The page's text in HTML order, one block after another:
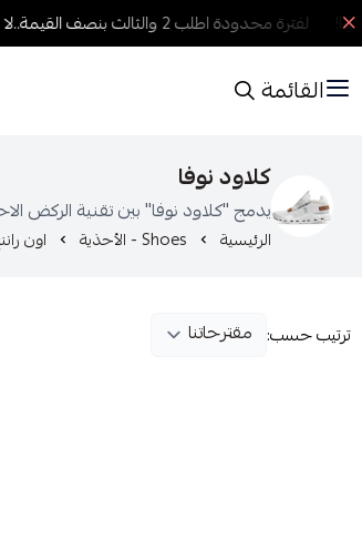
لفترة محدودة اطلب 2 والثالث بنصف القيمة..لا يطوفك العرض!
القائمة
كلاود نوفا
يدمج "كلاود نوفا" بين تقنية الركض
الرئيسية Shoes - الأحذية اون
ترتيب حسب: